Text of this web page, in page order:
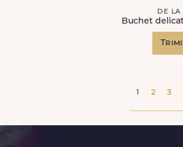
de la
Buchet
1 2 3